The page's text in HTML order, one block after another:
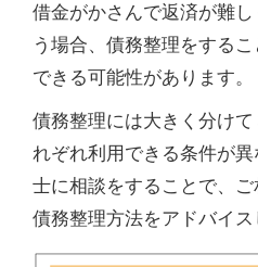
借金がかさんで返済が難
う場合、債務整理をする
できる可能性があります。
債務整理には大きく分け
れぞれ利用できる条件が
士に相談をすることで、
債務整理方法をアドバイス